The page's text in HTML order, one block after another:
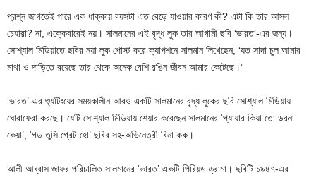
প্রশ্ন জাগতেই পারে এক ধাক্কায় বয়সটা এত বেড়ে যাওয়ার কারণ কী? এটা কি তার আসল
চেহারা? না, এক্কেবারেই নয়। সালমানের এই বৃদ্ধ লুক তার আগামী ছবি ‘ভারত’-এর জন্য।
সোশ্যাল মিডিয়াতে ছবির নয়া লুক পোস্ট করে ক্যাপশনে সালমান লিখেছেন, ‘যত সাদা চুল আমার
মাথা ও দাড়িতে রয়েছে তার থেকে অনেক বেশি রঙিন জীবন আমার কেটেছে।’
‘ভারত’-এর শ্যুটিংয়ের সময়কালীন আরও একটি সালমানের বৃদ্ধ লুকের ছবি সোশ্যাল মিডিয়ায়
ঘোরাফেরা করছে। যেটি সোশ্যাল মিডিয়ায় শেয়ার করেছেন সালমানের ‘প্যায়ার কিয়া তো ডরনা
কেয়া’, ‘গড তুসি গ্রেট হো’ ছবির সহ-অভিনেত্রী বিনা কক।
আলী আব্বাস জাফর পরিচালিত সালমানের ‘ভারত’ একটি পিরিয়ড ড্রামা। ছবিটি ১৯৪৭-এর